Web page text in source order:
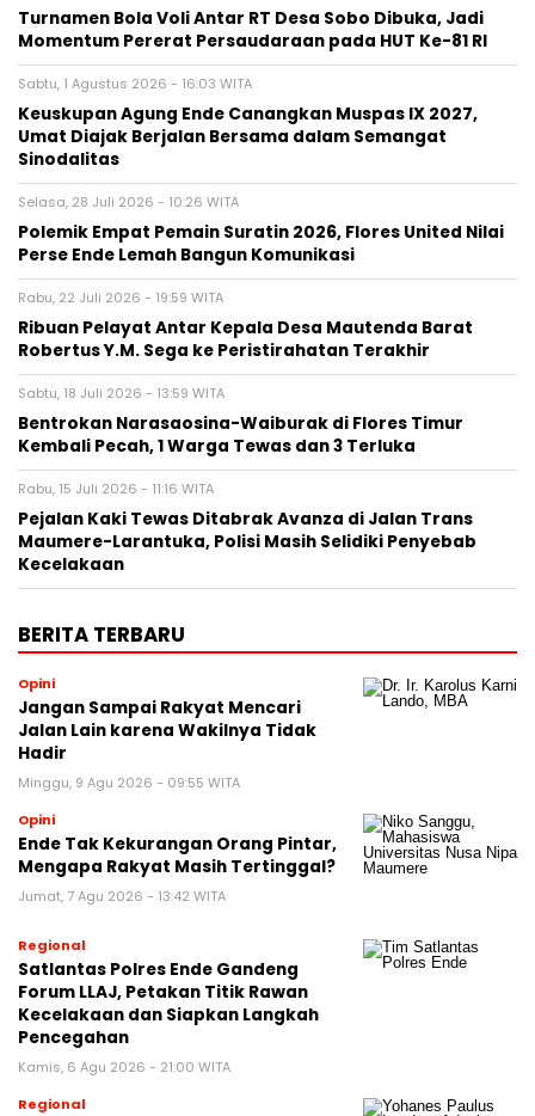
Turnamen Bola Voli Antar RT Desa Sobo Dibuka, Jadi
Momentum Pererat Persaudaraan pada HUT Ke-81 RI
Sabtu, 1 Agustus 2026 - 16:03 WITA
Keuskupan Agung Ende Canangkan Muspas IX 2027,
Umat Diajak Berjalan Bersama dalam Semangat
Sinodalitas
Selasa, 28 Juli 2026 - 10:26 WITA
Polemik Empat Pemain Suratin 2026, Flores United Nilai
Perse Ende Lemah Bangun Komunikasi
Rabu, 22 Juli 2026 - 19:59 WITA
Ribuan Pelayat Antar Kepala Desa Mautenda Barat
Robertus Y.M. Sega ke Peristirahatan Terakhir
Sabtu, 18 Juli 2026 - 13:59 WITA
Bentrokan Narasaosina-Waiburak di Flores Timur
Kembali Pecah, 1 Warga Tewas dan 3 Terluka
Rabu, 15 Juli 2026 - 11:16 WITA
Pejalan Kaki Tewas Ditabrak Avanza di Jalan Trans
Maumere-Larantuka, Polisi Masih Selidiki Penyebab
Kecelakaan
BERITA TERBARU
Opini
Jangan Sampai Rakyat Mencari
Jalan Lain karena Wakilnya Tidak
Hadir
Minggu, 9 Agu 2026 - 09:55 WITA
Opini
Ende Tak Kekurangan Orang Pintar,
Mengapa Rakyat Masih Tertinggal?
Jumat, 7 Agu 2026 - 13:42 WITA
Regional
Satlantas Polres Ende Gandeng
Forum LLAJ, Petakan Titik Rawan
Kecelakaan dan Siapkan Langkah
Pencegahan
Kamis, 6 Agu 2026 - 21:00 WITA
Regional